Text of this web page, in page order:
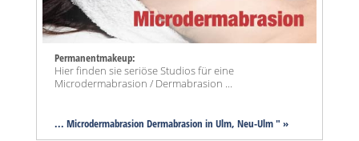
Permanentmakeup:
Hier finden sie seriöse Studios für eine
Microdermabrasion / Dermabrasion ...
... Microdermabrasion Dermabrasion in Ulm, Neu-Ulm " »